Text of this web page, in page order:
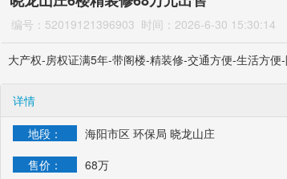
编号：52019121396903 时间：2026-6-30 15:30:14
大产权-房权证满5年-带阁楼-精装修-交通方便-生活方
详情
地段：
海阳市区 环保局 晓龙山庄
售价：
68万